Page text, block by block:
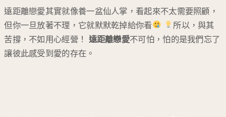
遠距離戀愛其實就像養一盆仙人掌，看起來不太需要照顧，
但你一旦放著不理，它就默默乾掉給你看
所以，與其
苦撐，不如用心經營！ 遠距離戀愛不可怕，怕的是我們忘了
讓彼此感受到愛的存在。